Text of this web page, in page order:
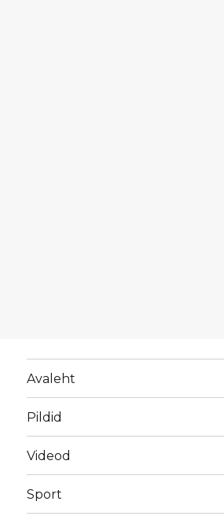
Avaleht
Pildid
Videod
Sport